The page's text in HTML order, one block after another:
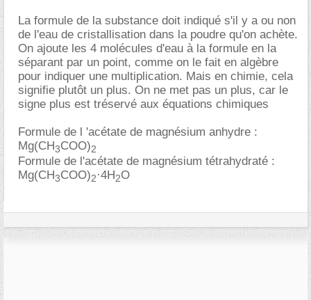
La formule de la substance doit indiqué s'il y a ou non
de l'eau de cristallisation dans la poudre qu'on achète.
On ajoute les 4 molécules d'eau à la formule en la
séparant par un point, comme on le fait en algèbre
pour indiquer une multiplication. Mais en chimie, cela
signifie plutôt un plus. On ne met pas un plus, car le
signe plus est tréservé aux équations chimiques
Formule de l 'acétate de magnésium anhydre :
Mg(CH3COO)2
Formule de l'acétate de magnésium tétrahydraté :
Mg(CH3COO)2·4H2O